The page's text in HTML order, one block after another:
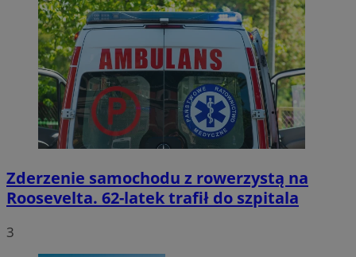
Zderzenie samochodu z rowerzystą na
Roosevelta. 62-latek trafił do szpitala
3